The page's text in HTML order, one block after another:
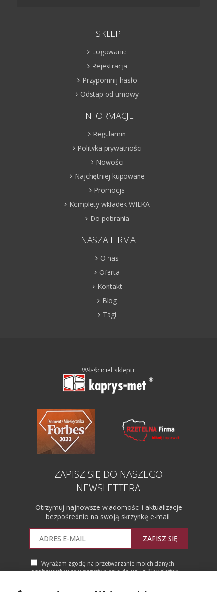
SKLEP
Logowanie
Rejestracja
Przypomnij hasło
Odstap od umowy
INFORMACJE
Regulamin
Polityka prywatności
Nowości
Najchętniej kupowane
Promocja
Komplety wkładek WILKA
Do pobrania
NASZA FIRMA
O nas
Oferta
Kontakt
Blog
Tagi
Właściciel sklepu:
ZAPISZ SIĘ DO NASZEGO
NEWSLETTERA
Otrzymuj najnowsze wiadomości i aktualizacje
bezpośrednio na swoją skrzynkę e-mail.
ZAPISZ SIĘ
Wyrażam zgodę na przetwarzanie moich danych
osobowych w celu przystąpienia do usługi Newsletter.